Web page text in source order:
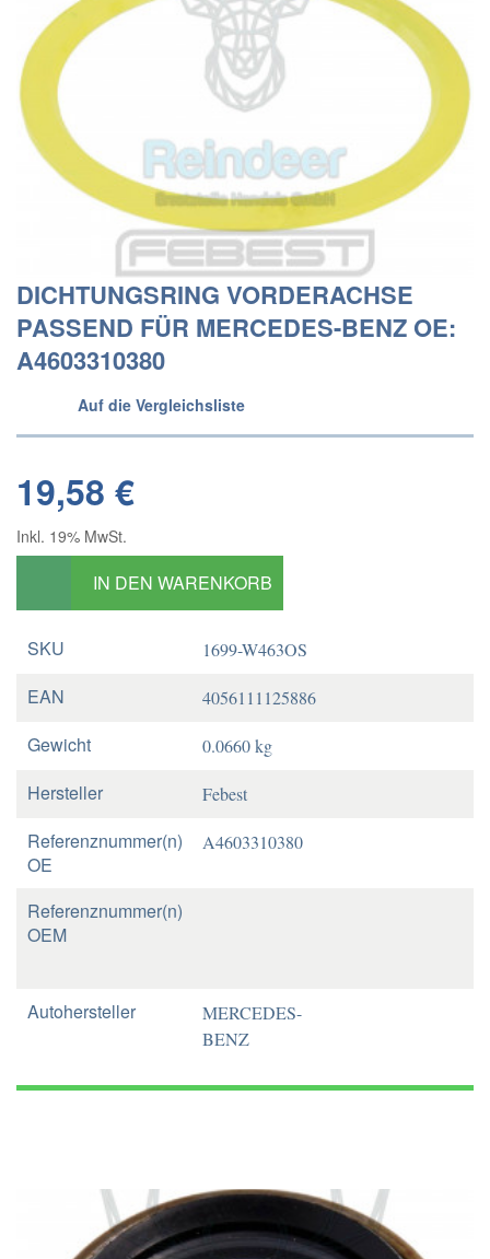
DICHTUNGSRING VORDERACHSE
PASSEND FÜR MERCEDES-BENZ OE:
A4603310380
Auf die Vergleichsliste
19,58 €
Inkl. 19% MwSt.
IN DEN WARENKORB
SKU 1699-W463OS
EAN 4056111125886
Gewicht 0.0660 kg
Hersteller Febest
Referenznummer(n)
OE
A4603310380
Referenznummer(n)
OEM
Autohersteller
MERCEDES-
BENZ